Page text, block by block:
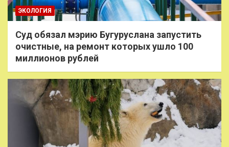
ЭКОЛОГИЯ
Суд обязал мэрию Бугуруслана запустить
очистные, на ремонт которых ушло 100
миллионов рублей